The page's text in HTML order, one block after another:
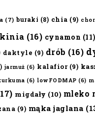
(7) buraki (8) chia (9)
(16) cynamon (11)
daktyle (9) drób (16)
jarmuż (6) kalafior(9)
(6) lowFODMAP (6)
migdały (10) mleko
(9) mąka jaglana